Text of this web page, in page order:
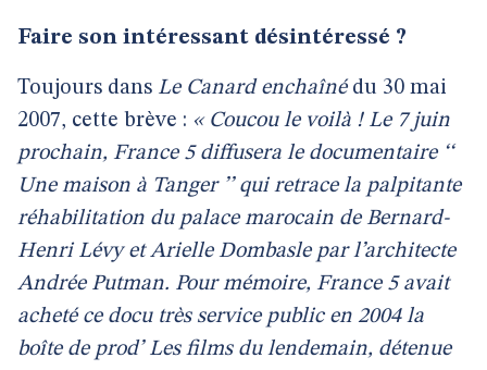
Faire son intéressant désintéressé ?
Toujours dans Le Canard enchaînédu 30 mai
2007, cette brève : « Coucou le voilà ! Le 7 juin
prochain, France 5 diffusera le documentaire ‘‘
Une maison à Tanger ’’ qui retrace la palpitante
réhabilitation du palace marocain de Bernard-
Henri Lévy et Arielle Dombasle par l’architecte
Andrée Putman. Pour mémoire, France 5 avait
acheté ce docu très service public en 2004 la
boîte de prod’ Les films du lendemain, détenue